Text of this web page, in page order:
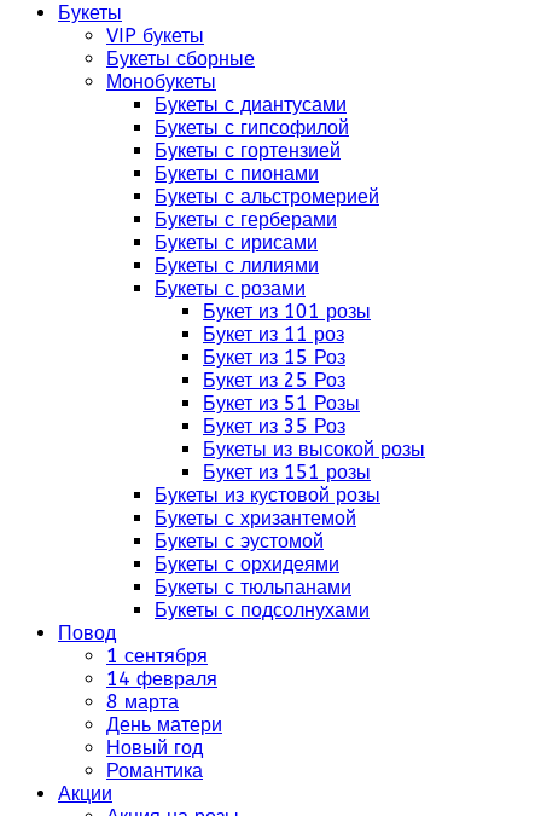
Букеты
VIP букеты
Букеты сборные
Монобукеты
Букеты с диантусами
Букеты с гипсофилой
Букеты с гортензией
Букеты с пионами
Букеты с альстромерией
Букеты с герберами
Букеты с ирисами
Букеты с лилиями
Букеты с розами
Букет из 101 розы
Букет из 11 роз
Букет из 15 Роз
Букет из 25 Роз
Букет из 51 Розы
Букет из 35 Роз
Букеты из высокой розы
Букет из 151 розы
Букеты из кустовой розы
Букеты с хризантемой
Букеты с эустомой
Букеты с орхидеями
Букеты с тюльпанами
Букеты с подсолнухами
Повод
1 сентября
14 февраля
8 марта
День матери
Новый год
Романтика
Акции